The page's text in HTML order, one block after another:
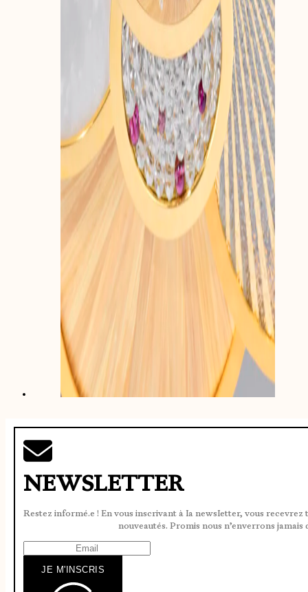
NEWSLETTER
Restez informé.e ! En vous inscrivant à la newsletter, vous
nouveautés. Promis nous n’enverrons jamais
JE M'INSCRIS